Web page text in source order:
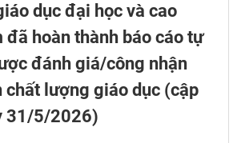
dục đại học và cao
đã hoàn thành báo cáo tự
đánh giá/công nhận
chất lượng giáo dục (cập
31/5/2026)